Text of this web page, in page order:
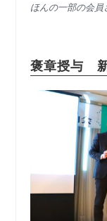
ほんの一部の会員
褒章授与